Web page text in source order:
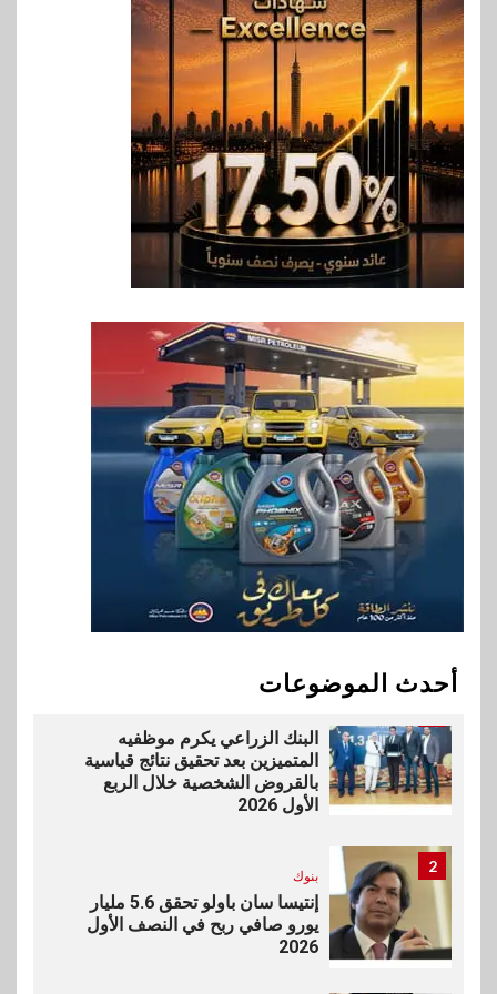
أحدث الموضوعات
الصحية في مصر والشرق الأوسط
وأفريقيا Tour4Cure
سوق وصلة
هواوي: هاتف nova 15
Max بطارية ضخمة وتصميم متين
جهازًا مثاليًا للشباب
اقتصاد
إي اف چي فاينانس تستعرض
في سوق تحويلات المصريين
بالخارج
9
اخبار
بيان توضيحي صادر عن شركة
ناتجاس
سوق وصلة
vivo تشعل المنافسة في مصر
مع إطلاق Y500 المزود ببطارية
البنك الزراعي يكرم موظفيه
المتميزين بعد تحقيق نتائج قياسية
بالقروض الشخصية خلال الربع
الأول 2026
2
بنوك
إنتيسا سان باولو تحقق 5.6 مليار
يورو صافي ربح في النصف الأول
2026